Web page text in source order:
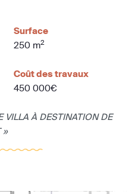
Surface
250 m2
Coût des travaux
450 000€
VILLA À DESTINATION DE
»